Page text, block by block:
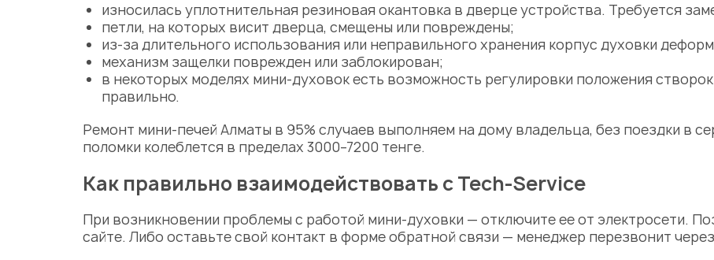
износилась уплотнительная резиновая окантовка в дверцеустройства. Требуется
петли, на которых висит дверца, смещены или повреждены;
из-за длительного использования или неправильного хранения корпус духовки
механизм защелки поврежден или заблокирован;
в некоторых моделях мини-духовок есть возможность регулировки положения
правильно.
Ремонт мини-печей Алматы в 95% случаев выполняем на дому владельца, без поездки в
поломки колеблется в пределах 3000–7200 тенге.
Как правильно взаимодействовать с Tech-Service
При возникновении проблемы с работой мини-духовки — отключите ее от электросети.
сайте. Либо оставьте свой контакт в форме обратной связи — менеджер перезвонит через